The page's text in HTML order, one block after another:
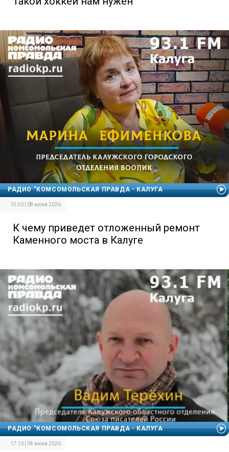
РАДИО "КОМСОМОЛЬСКАЯ ПРАВДА - КАЛУГА
15:50 | 08 июня 2026
К чему приведет отложенный ремонт
Каменного моста в Калуге
РАДИО "КОМСОМОЛЬСКАЯ ПРАВДА - КАЛУГА
17:10 | 04 июня 2026